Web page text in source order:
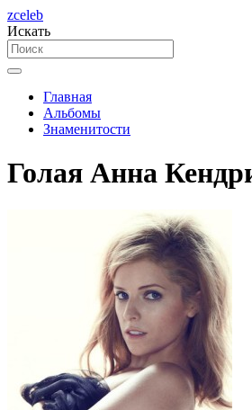
zceleb
Искать
Главная
Альбомы
Знаменитости
Голая Анна